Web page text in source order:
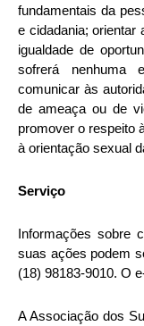
fundamentais da
e cidadania; orientar
igualdade de
sofrerá nenhuma
comunicar às
de ameaça ou de
promover o respeito
à orientação sexual
Serviço
Informações sobre
suas ações podem
(18) 98183-9010. O
A Associação dos